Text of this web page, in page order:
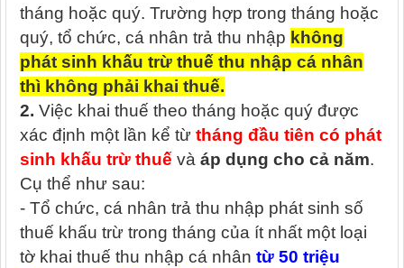
tháng hoặc quý. Trường hợp trong tháng hoặc
quý, tổ chức, cá nhân trả thu nhập không
phát sinh khấu trừ thuế thu nhập cá nhân
thì không phải khai thuế.
2. Việc khai thuế theo tháng hoặc quý được
xác định một lần kể từ tháng đầu tiên có phát
sinh khấu trừ thuế và áp dụng cho cả năm.
Cụ thể như sau:
- Tổ chức, cá nhân trả thu nhập phát sinh số
thuế khấu trừ trong tháng của ít nhất một loại
tờ khai thuế thu nhập cá nhân từ 50 triệu